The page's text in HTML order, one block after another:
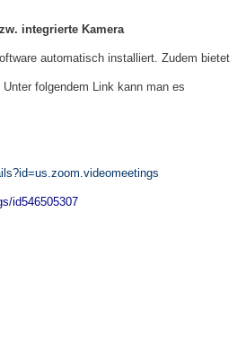
integrierte Kamera
automatisch installiert. Zudem bietet
folgendem Link kann man es
id546505307